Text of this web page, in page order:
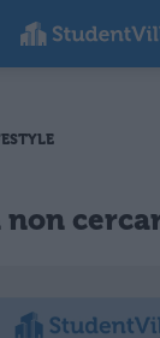
non